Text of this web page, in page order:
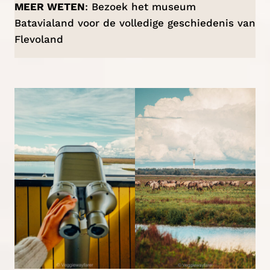
MEER WETEN: Bezoek het museum
Batavialand voor de volledige geschiedenis van
Flevoland